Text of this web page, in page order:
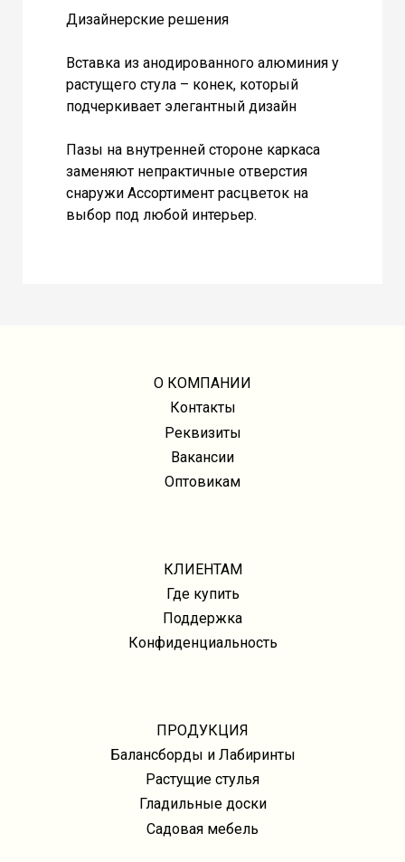
Дизайнерские решения
Вставка из анодированного алюминия у
растущего стула – конек, который
подчеркивает элегантный дизайн
Пазы на внутренней стороне каркаса
заменяют непрактичные отверстия
снаружи Ассортимент расцветок на
выбор под любой интерьер.
О КОМПАНИИ
Контакты
Реквизиты
Вакансии
Оптовикам
КЛИЕНТАМ
Где купить
Поддержка
Конфиденциальность
ПРОДУКЦИЯ
Балансборды и Лабиринты
Растущие стулья
Гладильные доски
Садовая мебель